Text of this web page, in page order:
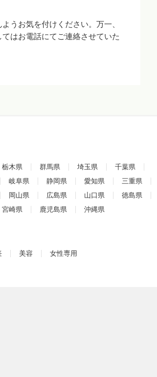
うお気を付けください。万一、
はお電話にてご連絡させていた
栃木県 群馬県 埼玉県
千葉県
岐阜県 静岡県 愛知県
三重県
岡山県 広島県 山口県
徳島県
宮崎県 鹿児島県 沖縄県
美容 女性専用